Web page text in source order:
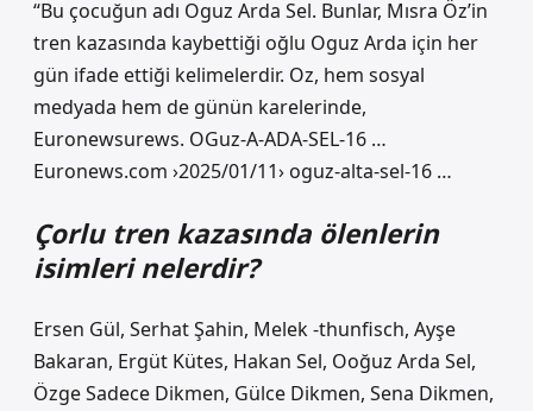
“Bu çocuğun adı Oguz Arda Sel. Bunlar, Mısra Öz’in
tren kazasında kaybettiği oğlu Oguz Arda için her
gün ifade ettiği kelimelerdir. Oz, hem sosyal
medyada hem de günün karelerinde,
Euronewsurews. OGuz-A-ADA-SEL-16 …
Euronews.com ›2025/01/11› oguz-alta-sel-16 …
Çorlu tren kazasında ölenlerin
isimleri nelerdir?
Ersen Gül, Serhat Şahin, Melek -thunfisch, Ayşe
Bakaran, Ergüt Kütes, Hakan Sel, Ooğuz Arda Sel,
Özge Sadece Dikmen, Gülce Dikmen, Sena Dikmen,